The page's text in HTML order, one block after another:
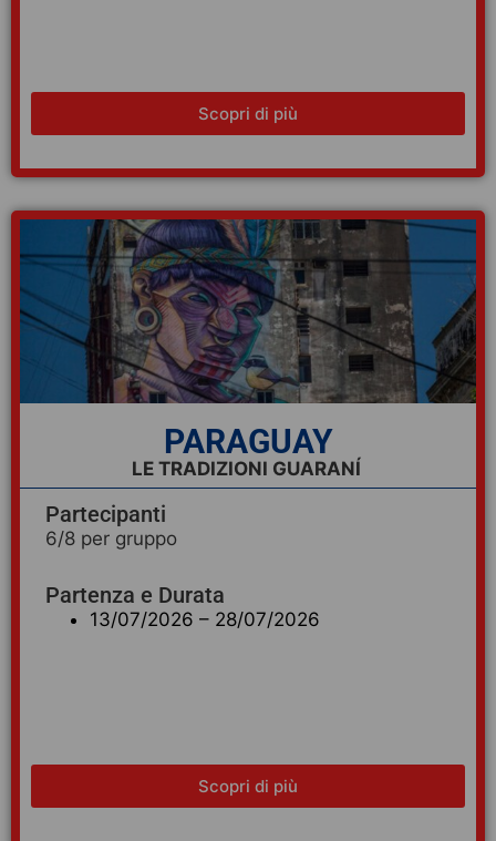
Scopri di più
PARAGUAY
LE TRADIZIONI GUARANÍ
Partecipanti
6/8 per gruppo
Partenza e Durata
13/07/2026 – 28/07/2026
Scopri di più